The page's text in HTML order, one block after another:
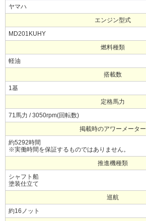
ヤマハ
エンジン型式
MD201KUHY
燃料種類
軽油
搭載数
1基
定格馬力
71馬力 / 3050rpm(回転数)
掲載時のアワーメーター
約5292時間
※実働時間を保証するものではありません。
推進機種類
シャフト船
塗装仕立て
巡航
約16ノット